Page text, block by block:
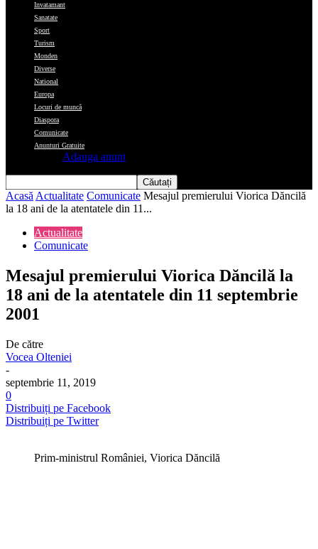
Invatamant
Sanatate
Sport
Turism
Monden
Diverse
National
Europa
Locuri de muncă
Diaspora
Comunicate
Anunturi Gratuite
Adauga anunt
Acasă Actualitate Comunicate Mesajul premierului Viorica Dăncilă
la 18 ani de la atentatele din 11...
Actualitate
Comunicate
Mesajul premierului Viorica Dăncilă la
18 ani de la atentatele din 11 septembrie
2001
De către
Vocea Olteniei
-
septembrie 11, 2019
0
Distribuiți pe Facebook
Distribuiți pe Twitter
Prim-ministrul României, Viorica Dăncilă